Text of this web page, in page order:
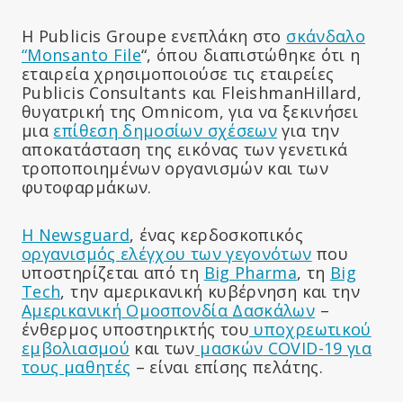
Η Publicis Groupe ενεπλάκη στο σκάνδαλο
“Monsanto File“, όπου διαπιστώθηκε ότι η
εταιρεία χρησιμοποιούσε τις εταιρείες
Publicis Consultants και FleishmanHillard,
θυγατρική της Omnicom, για να ξεκινήσει
μια επίθεση δημοσίων σχέσεων για την
αποκατάσταση της εικόνας των γενετικά
τροποποιημένων οργανισμών και των
φυτοφαρμάκων.
Η Newsguard, ένας κερδοσκοπικός
οργανισμός ελέγχου των γεγονότων που
υποστηρίζεται από τη Big Pharma, τη Big
Tech, την αμερικανική κυβέρνηση και την
Αμερικανική Ομοσπονδία Δασκάλων –
ένθερμος υποστηρικτής του υποχρεωτικού
εμβολιασμού και των μασκών COVID-19 για
τους μαθητές – είναι επίσης πελάτης.